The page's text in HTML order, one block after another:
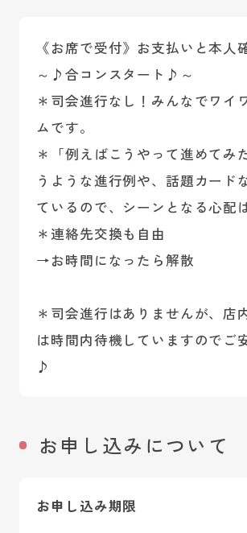
《お席で受付》お支払いと本人
～♪合コンスタート♪～
＊司会進行なし！みんなでワイ
ムです。
＊「例えばこうやって進めてみ
うような進行例や、話題カード
ているので、シーンとなる心配
＊連絡先交換も自由
→お時間になったら解散
＊司会進行はありませんが、店
は時間内待機していますのでご
♪
お申し込みについて
お申し込み期限